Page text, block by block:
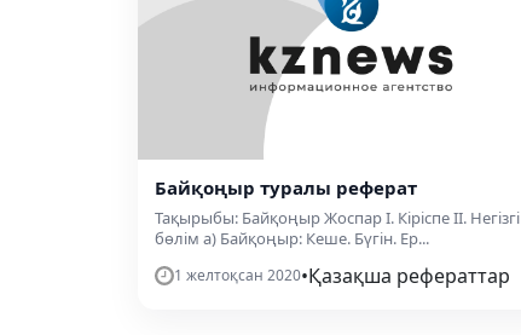
Байқоңыр туралы реферат
Тақырыбы: Байқоңыр Жоспар І. Кіріспе ІІ. Негізгі
бөлім а) Байқоңыр: Кеше. Бүгін. Ер...
1 желтоқсан 2020•Қазақша рефераттар